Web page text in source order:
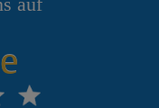
auf
e